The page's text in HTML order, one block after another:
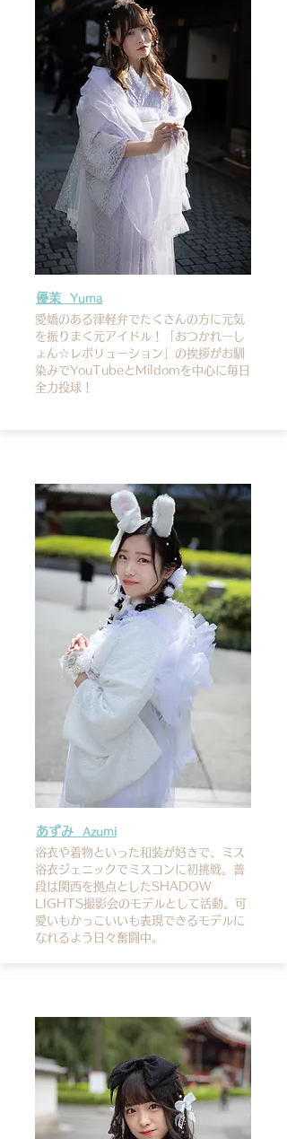
優茉 Yuma
愛嬌のある津軽弁でたくさんの方に元気
を振りまく元アイドル！「おつかれーし
ょん☆レボリューション」の挨拶がお馴
染みでYouTubeとMildomを中心に毎日
全力投球！
あずみ Azumi
浴衣や着物といった和装が好きで、ミス
浴衣ジェニックでミスコンに初挑戦。普
段は関西を拠点としたSHADOW
LIGHTS撮影会のモデルとして活動。可
愛いもかっこいいも表現できるモデルに
なれるよう日々奮闘中。